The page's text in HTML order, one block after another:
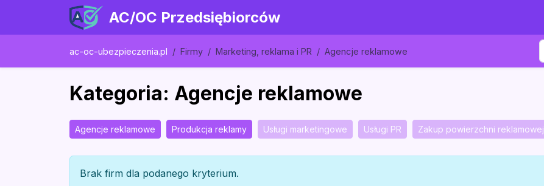
AC/OC Przedsiębiorców
ac-oc-ubezpieczenia.pl Firmy Marketing, reklama i PR Agencje reklamowe
Kategoria: Agencje reklamowe
Agencje reklamowe Produkcja reklamy Usługi marketingowe Usługi PR Zakup powierzchni reklamowej
Brak firm dla podanego kryterium.